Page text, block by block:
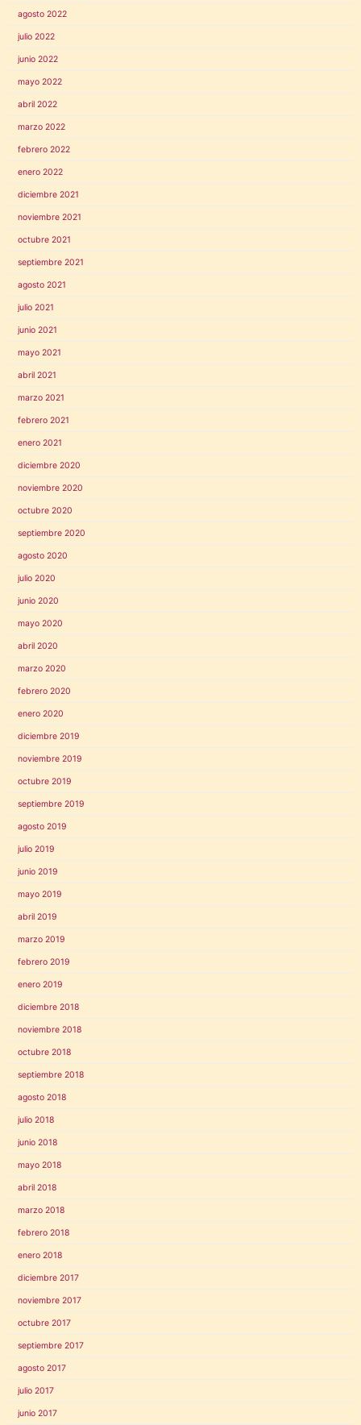
agosto 2022
julio 2022
junio 2022
mayo 2022
abril 2022
marzo 2022
febrero 2022
enero 2022
diciembre 2021
noviembre 2021
octubre 2021
septiembre 2021
agosto 2021
julio 2021
junio 2021
mayo 2021
abril 2021
marzo 2021
febrero 2021
enero 2021
diciembre 2020
noviembre 2020
octubre 2020
septiembre 2020
agosto 2020
julio 2020
junio 2020
mayo 2020
abril 2020
marzo 2020
febrero 2020
enero 2020
diciembre 2019
noviembre 2019
octubre 2019
septiembre 2019
agosto 2019
julio 2019
junio 2019
mayo 2019
abril 2019
marzo 2019
febrero 2019
enero 2019
diciembre 2018
noviembre 2018
octubre 2018
septiembre 2018
agosto 2018
julio 2018
junio 2018
mayo 2018
abril 2018
marzo 2018
febrero 2018
enero 2018
diciembre 2017
noviembre 2017
octubre 2017
septiembre 2017
agosto 2017
julio 2017
junio 2017